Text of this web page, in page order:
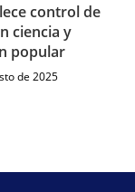
control de
ciencia y
popular
de 2025